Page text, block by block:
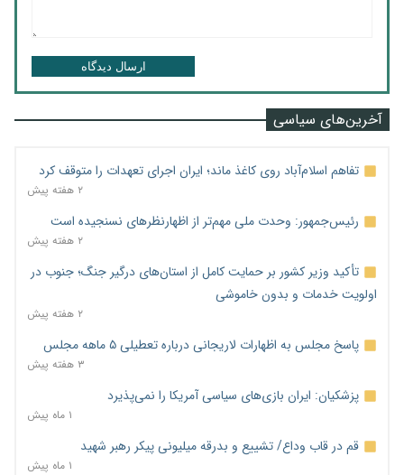
ارسال دیدگاه
آخرین‌های سیاسی
تفاهم اسلام‌آباد روی کاغذ ماند؛ ایران اجرای تعهدات را متوقف کرد
۲ هفته پیش
رئیس‌جمهور: وحدت ملی مهم‌تر از اظهارنظرهای نسنجیده است
۲ هفته پیش
تأکید وزیر کشور بر حمایت کامل از استان‌های درگیر جنگ؛ جنوب در
اولویت خدمات و بدون خاموشی
۲ هفته پیش
پاسخ مجلس به اظهارات لاریجانی درباره تعطیلی ۵ ماهه مجلس
۳ هفته پیش
پزشکیان: ایران بازی‌های سیاسی آمریکا را نمی‌پذیرد
۱ ماه پیش
قم در قاب وداع/ تشییع و بدرقه میلیونی پیکر رهبر شهید
۱ ماه پیش